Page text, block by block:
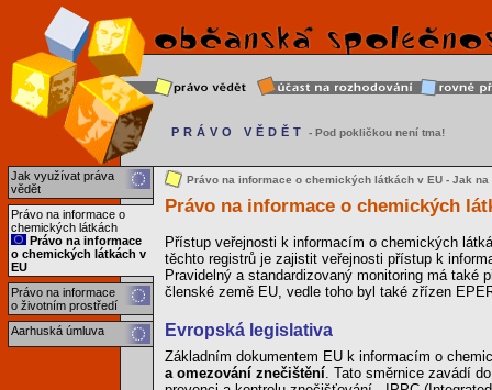
Jak využívat práva
vědět
Právo na informace o
chemických látkách
Právo na informace
o chemických látkách v
EU
Právo na informace
o životním prostředí
Aarhuská úmluva
PRÁVO VĚDĚT - Pod pokličkou není tma!
Právo na informace o chemických látkách v EU - Jak na
Právo na informace o chemických
Přístup veřejnosti k informacím o chemických
těchto registrů je zajistit veřejnosti přístup k
Pravidelný a standardizovaný monitoring má
členské země EU, vedle toho byl také zřízen
Evropská legislativa
Základním dokumentem EU k informacím o
a omezování znečištění . Tato směrnice zavádí